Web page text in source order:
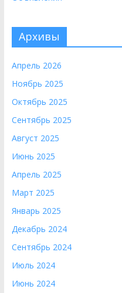
Архивы
Апрель 2026
Ноябрь 2025
Октябрь 2025
Сентябрь 2025
Август 2025
Июнь 2025
Апрель 2025
Март 2025
Январь 2025
Декабрь 2024
Сентябрь 2024
Июль 2024
Июнь 2024